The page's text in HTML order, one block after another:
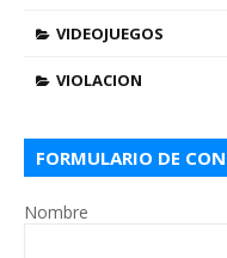
VIDEOJUEGOS
VIOLACION
FORMULARIO DE
Nombre